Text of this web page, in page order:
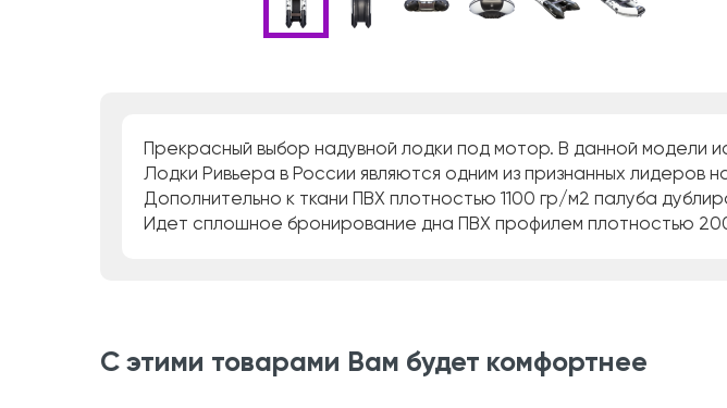
Прекрасный выбор надувной лодки под мотор. В данной модели
Лодки Ривьера в России являются одним из признанных лидеров
Дополнительно к ткани ПВХ плотностью 1100 гр/м2 палуба
Идет сплошное бронирование дна ПВХ профилем плотностью
С этими товарами Вам будет комфортнее